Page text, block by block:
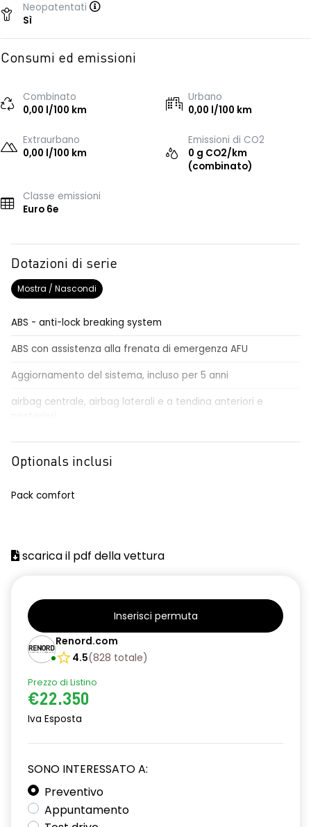
Neopatentati
Sì
Consumi ed emissioni
Combinato
0,00 l/100 km
Urbano
0,00 l/100 km
Extraurbano
0,00 l/100 km
Emissioni di CO2
0 g CO2/km
(combinato)
Classe emissioni
Euro 6e
Dotazioni di serie
Mostra / Nascondi
ABS - anti-lock breaking system
ABS con assistenza alla frenata di emergenza AFU
Aggiornamento del sistema, incluso per 5 anni
airbag centrale, airbag laterali e a tendina anteriori e
airbag frontale conducente e passeggero
alzacristalli anteriori elettrici impulsionali
alzacristalli posteriori elettrici impulsionali
climatizzatore manuale
eCall funzionalità soggetta a copertura di rete;
compatibilità 2G/3G o 4G/5G a seconda del veicolo
emergency lane keep assist assistenza d'emergenza al
mantenimento della corsia
freno di stazionamento elettrico con funzione Auto-Hold
HAR00
kit gonfiaggio pneumatici
lunotto posteriore con funzione sbrinamento
Optionals inclusi
Pack comfort
scarica il pdf della vettura
Inserisci permuta
Renord.com
4.5(828 totale)
Prezzo di Listino
€22.350
Iva Esposta
SONO INTERESSATO A:
Preventivo
Appuntamento